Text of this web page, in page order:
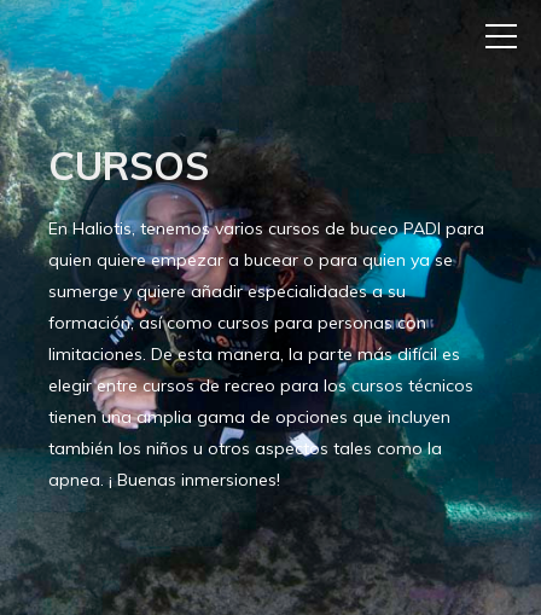
CURSOS
En Haliotis, tenemos varios cursos de buceo PADI para
quien quiere empezar a bucear o para quien ya se
sumerge y quiere añadir especialidades a su
formación, así como cursos para personas con
limitaciones. De esta manera, la parte más difícil es
elegir entre cursos de recreo para los cursos técnicos
tienen una amplia gama de opciones que incluyen
también los niños u otros aspectos tales como la
apnea. ¡ Buenas inmersiones!